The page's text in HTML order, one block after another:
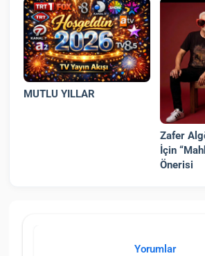
MUTLU YILLAR
Zafer
İçin
Önerisi
Yorumlar